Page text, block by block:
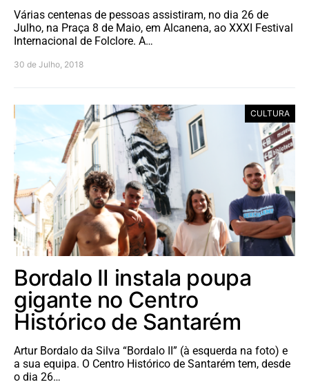
Várias centenas de pessoas assistiram, no dia 26 de
Julho, na Praça 8 de Maio, em Alcanena, ao XXXI Festival
Internacional de Folclore. A…
30 de Julho, 2018
CULTURA
Bordalo II instala poupa
gigante no Centro
Histórico de Santarém
Artur Bordalo da Silva “Bordalo II” (à esquerda na foto) e
a sua equipa. O Centro Histórico de Santarém tem, desde
o dia 26…